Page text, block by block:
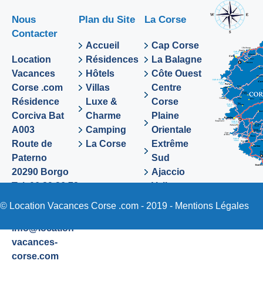
Nous
Contacter
Location
Vacances
Corse .com
Résidence
Corciva Bat
A003
Route de
Paterno
20290 Borgo
Tel. 06 89 36 72
info@location-
vacances-
corse.com
Plan du Site
Accueil
Résidences
Hôtels
Villas
Luxe &
Charme
Camping
La Corse
La Corse
Cap Corse
La Balagne
Côte Ouest
Centre
Corse
Plaine
Orientale
Extrême
Sud
Ajaccio
Valinco
Sartene
© Location Vacances Corse .com - 2019 - Mentions Légales